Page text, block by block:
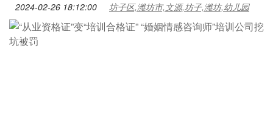
2024-02-26 18:12:00 坊子区,潍坊市,文源,坊子,潍坊,幼儿园